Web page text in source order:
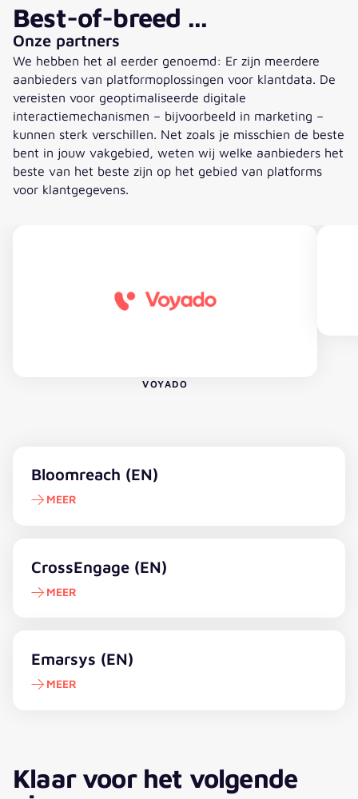
Best-of-breed ...
Onze partners
We hebben het al eerder genoemd: Er zijn meerdere
aanbieders van platformoplossingen voor klantdata. De
vereisten voor geoptimaliseerde digitale
interactiemechanismen – bijvoorbeeld in marketing –
kunnen sterk verschillen. Net zoals je misschien de beste
bent in jouw vakgebied, weten wij welke aanbieders het
beste van het beste zijn op het gebied van platforms
voor klantgegevens.
VOYADO
Bloomreach (EN)
MEER
Learn more
CrossEngage (EN)
MEER
Learn more
Emarsys (EN)
MEER
Learn more
Klaar voor het volgende